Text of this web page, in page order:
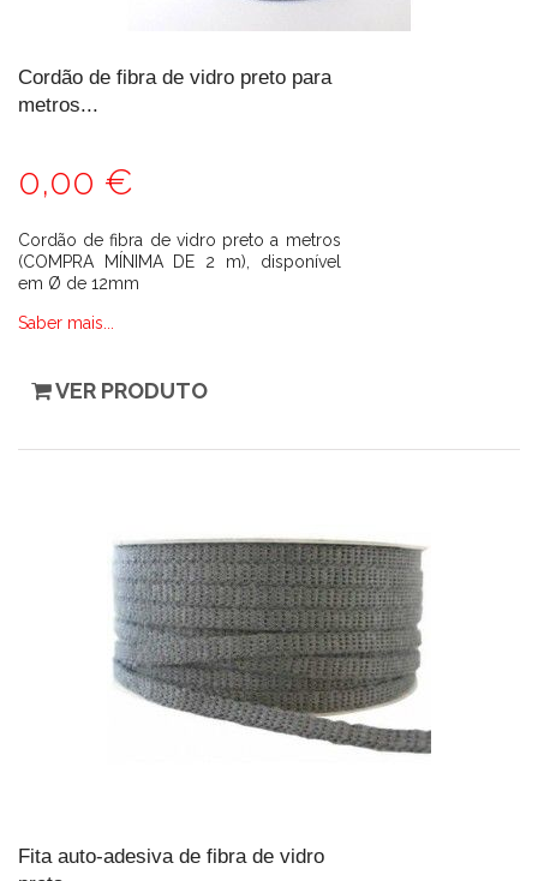
Cordão de fibra de vidro preto para
metros...
0,00 €
Cordão de fibra de vidro preto a metros
(COMPRA MÍNIMA DE 2 m), disponível
em Ø de 12mm
Saber mais...
VER PRODUTO
Fita auto-adesiva de fibra de vidro